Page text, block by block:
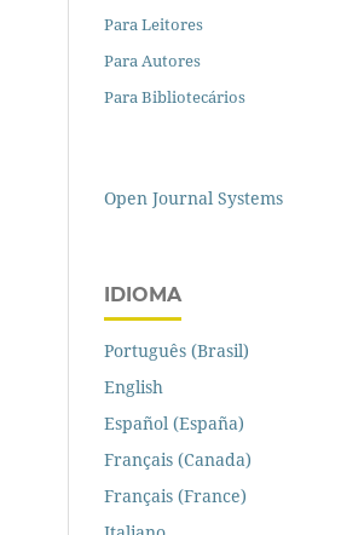
Para Leitores
Para Autores
Para Bibliotecários
Open Journal Systems
IDIOMA
Português (Brasil)
English
Español (España)
Français (Canada)
Français (France)